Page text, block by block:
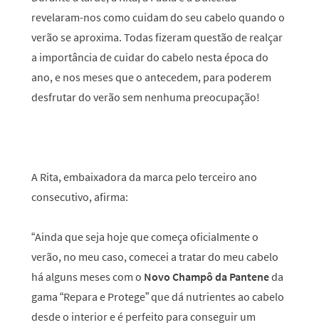
revelaram-nos como cuidam do seu cabelo quando o
verão se aproxima. Todas fizeram questão de realçar
a importância de cuidar do cabelo nesta época do
ano, e nos meses que o antecedem, para poderem
desfrutar do verão sem nenhuma preocupação!
A Rita, embaixadora da marca pelo terceiro ano
consecutivo, afirma:
“Ainda que seja hoje que começa oficialmente o
verão, no meu caso, comecei a tratar do meu cabelo
há alguns meses com o Novo Champô da Panteneda
gama “Repara e Protege” que dá nutrientes ao cabelo
desde o interior e é perfeito para conseguir um